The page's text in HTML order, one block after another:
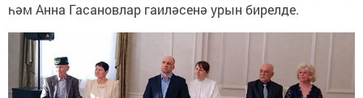
һәм Анна Гасановлар гаиләсенә урын бирелде.